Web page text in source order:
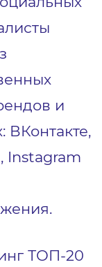
и
ВКонтакте,
Instagram
ТОП-20